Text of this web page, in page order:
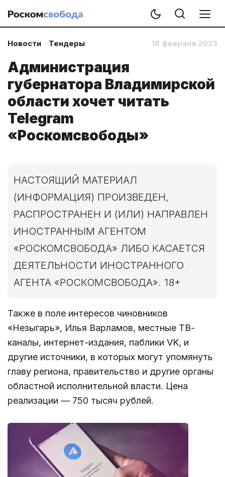
Новости Тендеры 18 февраля 2023
Администрация
губернатора Владимирской
области хочет читать
Telegram
«Роскомсвободы»
НАСТОЯЩИЙ МАТЕРИАЛ
(ИНФОРМАЦИЯ) ПРОИЗВЕДЕН,
РАСПРОСТРАНЕН И (ИЛИ) НАПРАВЛЕН
ИНОСТРАННЫМ АГЕНТОМ
«РОСКОМСВОБОДА» ЛИБО КАСАЕТСЯ
ДЕЯТЕЛЬНОСТИ ИНОСТРАННОГО
АГЕНТА «РОСКОМСВОБОДА». 18+
Также в поле интересов чиновников
«Незыгарь», Илья Варламов, местные ТВ-
каналы, интернет-издания, паблики VK, и
другие источники, в которых могут упомянуть
главу региона, правительство и другие органы
областной исполнительной власти. Цена
реализации — 750 тысяч рублей.